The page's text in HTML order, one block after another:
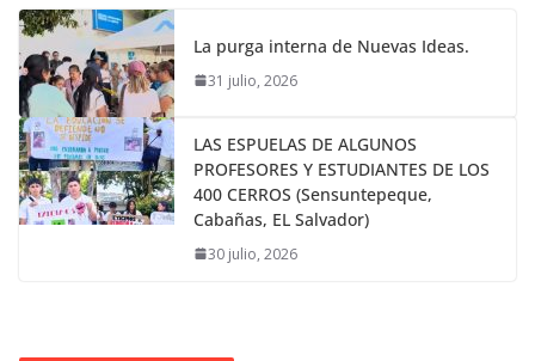
La purga interna de Nuevas Ideas.
31 julio, 2026
LAS ESPUELAS DE ALGUNOS
PROFESORES Y ESTUDIANTES DE LOS
400 CERROS (Sensuntepeque,
Cabañas, EL Salvador)
30 julio, 2026